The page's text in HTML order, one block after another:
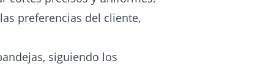
preferencias del cliente,
siguiendo los